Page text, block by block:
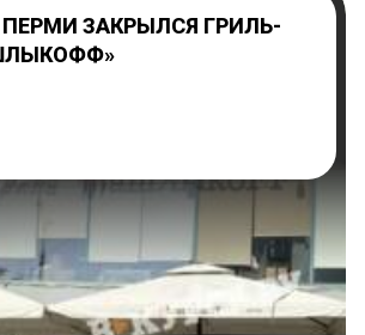
ЗАКРЫЛСЯ ГРИЛЬ-